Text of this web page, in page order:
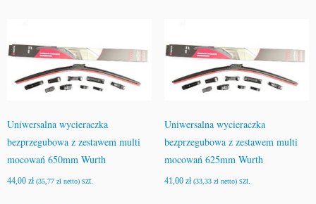
Uniwersalna wycieraczka
bezprzegubowa z zestawem multi
mocowań 650mm Wurth
44,00 zł (35,77 zł netto) szt.
Uniwersalna wycieraczka
bezprzegubowa z zestawem multi
mocowań 625mm Wurth
41,00 zł (33,33 złnetto)szt.